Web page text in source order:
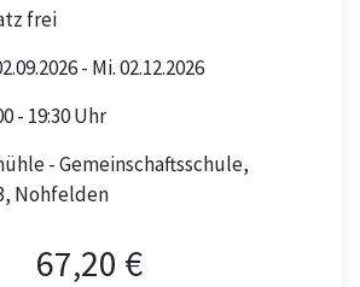
frei
- Mi.02.12.2026
- 19:30 Uhr
- Gemeinschaftsschule,
Nohfelden
67,20 €